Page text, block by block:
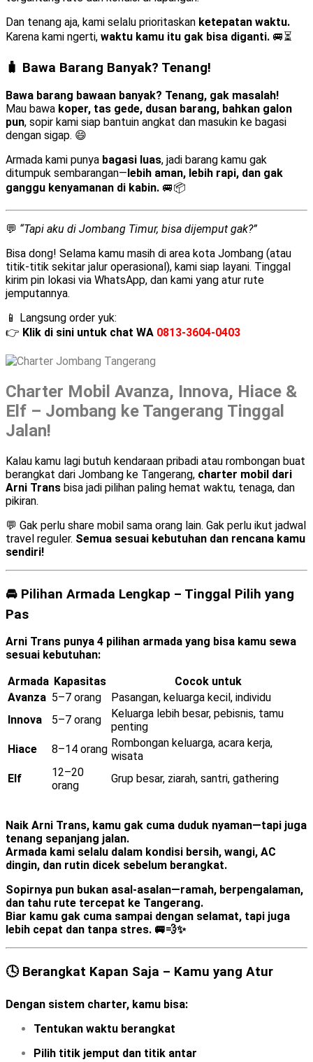
Dan tenang aja, kami selalu prioritaskan ketepatan waktu.
Karena kami ngerti, waktu kamu itu gak bisa diganti. 🚐⏳
🧳 Bawa Barang Banyak? Tenang!
Bawa barang bawaan banyak? Tenang, gak masalah!
Mau bawa koper, tas gede, dusan barang, bahkan galon
pun, sopir kami siap bantuin angkat dan masukin ke bagasi
dengan sigap. 😄
Armada kami punya bagasi luas, jadi barang kamu gak
ditumpuk sembarangan— lebih aman, lebih rapi, dan gak
ganggu kenyamanan di kabin. 🚐📦
💬 “Tapi aku di Jombang Timur, bisa dijemput gak?”
Bisa dong! Selama kamu masih di area kota Jombang (atau
titik-titik sekitar jalur operasional), kami siap layani. Tinggal
kirim pin lokasi via WhatsApp, dan kami yang atur rute
jemputannya.
📱 Langsung order yuk:
👉 Klik di sini untuk chat WA 0813-3604-0403
Charter Mobil Avanza, Innova, Hiace &
Elf – Jombang ke Tangerang Tinggal
Jalan!
Kalau kamu lagi butuh kendaraan pribadi atau rombongan buat
berangkat dari Jombang ke Tangerang, charter mobil dari
Arni Trans bisa jadi pilihan paling hemat waktu, tenaga, dan
pikiran.
💬 Gak perlu share mobil sama orang lain. Gak perlu ikut jadwal
travel reguler. Semua sesuai kebutuhan dan rencana kamu
sendiri!
🚘 Pilihan Armada Lengkap – Tinggal Pilih yang
Pas
Arni Trans punya 4 pilihan armada yang bisa kamu sewa
sesuai kebutuhan:
Armada Kapasitas
Cocok untuk
Avanza 5–7 orang
Pasangan, keluarga kecil, individu
Innova
5–7 orang
Keluarga lebih besar, pebisnis, tamu
penting
Hiace
8–14 orang Rombongan keluarga, acara kerja,
wisata
Elf
12–20
orang
Grup besar, ziarah, santri, gathering
Naik Arni Trans, kamu gak cuma duduk nyaman—tapi juga
tenang sepanjang jalan.
Armada kami selalu dalam kondisi bersih, wangi, AC
dingin, dan rutin dicek sebelum berangkat.
Sopirnya pun bukan asal-asalan—ramah, berpengalaman,
dan tahu rute tercepat ke Tangerang.
Biar kamu gak cuma sampai dengan selamat, tapi juga
lebih cepat dan tanpa stres. 🚐💨✨
🕓 Berangkat Kapan Saja – Kamu yang Atur
Dengan sistem charter, kamu bisa:
Tentukan waktu berangkat
Pilih titik jemput dan titik antar